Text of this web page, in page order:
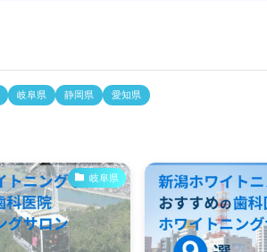
岐阜県 静岡県 愛知県
岐阜県